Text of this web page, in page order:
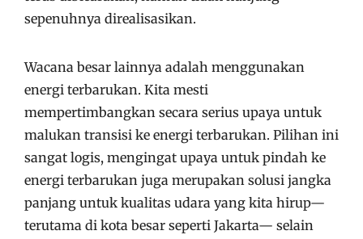
sepenuhnya direalisasikan.
Wacana besar lainnya adalah menggunakan
energi terbarukan. Kita mesti
mempertimbangkan secara serius upaya untuk
malukan transisi ke energi terbarukan. Pilihan ini
sangat logis, mengingat upaya untuk pindah ke
energi terbarukan juga merupakan solusi jangka
panjang untuk kualitas udara yang kita hirup—
terutama di kota besar seperti Jakarta— selain